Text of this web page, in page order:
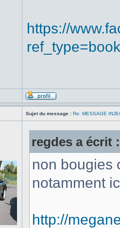
https://
Sujet du message : Re: MESSAGE
regdes a écrit :
non bougies
notamment
http://